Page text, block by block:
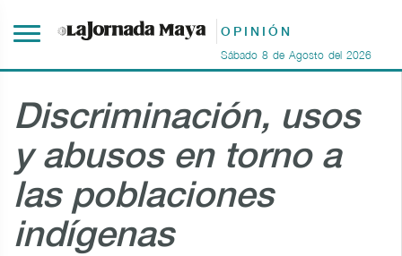
OPINIÓN
Sábado 8 de Agosto del 2026
Discriminación, usos
y abusos en torno a
las poblaciones
indígenas